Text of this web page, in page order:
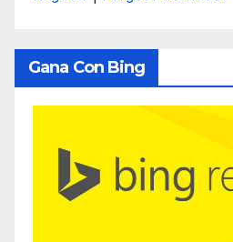
Gana Con Bing